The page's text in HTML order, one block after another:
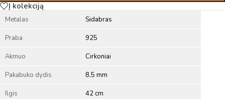
Į kolekciją
Metalas Sidabras
Praba 925
Akmuo Cirkoniai
Pakabuko dydis 8,5 mm
Ilgis 42 cm